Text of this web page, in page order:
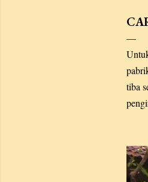
s
t
i
n
g
n
tiba